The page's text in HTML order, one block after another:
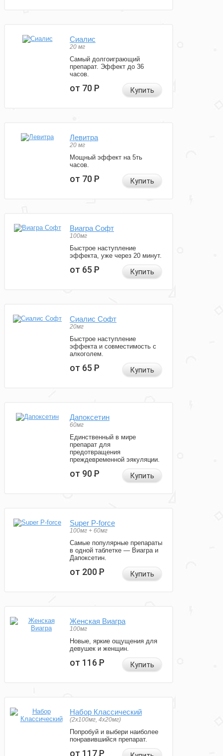
Сиалис
20 мг
Самый долгоиграющий
препарат. Эффект до 36
часов.
от 70Р Купить
Левитра
20 мг
Мощный эффект на 5ть
часов.
от 70Р Купить
Виагра Софт
100мг
Быстрое наступление
эффекта, уже через 20 минут.
от 65Р Купить
Сиалис Софт
20мг
Быстрое наступление
эффекта и совместимость с
алкоголем.
от 65Р Купить
Дапоксетин
60мг
Единственный в мире
препарат для
предотвращения
преждевременной эякуляции.
от 90Р Купить
Super P-force
100мг + 60мг
Самые популярные препараты
в одной таблетке — Виагра и
Дапоксетин.
от 200Р Купить
Женская Виагра
100мг
Новые, яркие ощущения для
девушек и женщин.
от 116Р Купить
Набор Классический
(2x100мг, 4x20мг)
Попробуй и выбери наиболее
понравившийся препарат.
от 117Р